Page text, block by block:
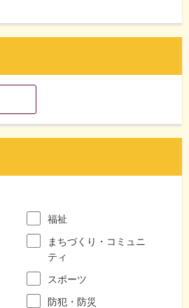
福祉
まちづくり・コミュニ
ティ
スポーツ
防犯・防災